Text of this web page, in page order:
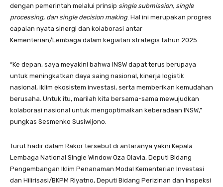
dengan pemerintah melalui prinsip single submission, single
processing, dan single decision making. Hal ini merupakan progres
capaian nyata sinergi dan kolaborasi antar
Kementerian/Lembaga dalam kegiatan strategis tahun 2025.
“Ke depan, saya meyakini bahwa INSW dapat terus berupaya
untuk meningkatkan daya saing nasional, kinerja logistik
nasional, iklim ekosistem investasi, serta memberikan kemudahan
berusaha. Untuk itu, marilah kita bersama-sama mewujudkan
kolaborasi nasional untuk mengoptimalkan keberadaan INSW,”
pungkas Sesmenko Susiwijono.
Turut hadir dalam Rakor tersebut di antaranya yakni Kepala
Lembaga National Single Window Oza Olavia, Deputi Bidang
Pengembangan Iklim Penanaman Modal Kementerian Investasi
dan Hilirisasi/BKPM Riyatno, Deputi Bidang Perizinan dan Inspeksi